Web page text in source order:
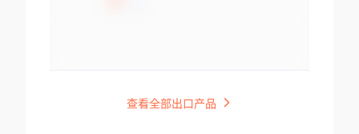
查看全部出口产品